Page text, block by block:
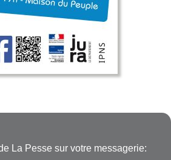
La Pesse sur votre messagerie: